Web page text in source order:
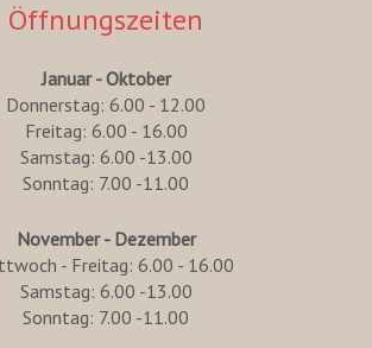
Öffnungszeiten
Januar - Oktober
Donnerstag: 6.00 - 12.00
Freitag: 6.00 - 16.00
Samstag: 6.00 -13.00
Sonntag: 7.00 -11.00
November - Dezember
- Freitag: 6.00 - 16.00
Samstag: 6.00 -13.00
Sonntag: 7.00 -11.00